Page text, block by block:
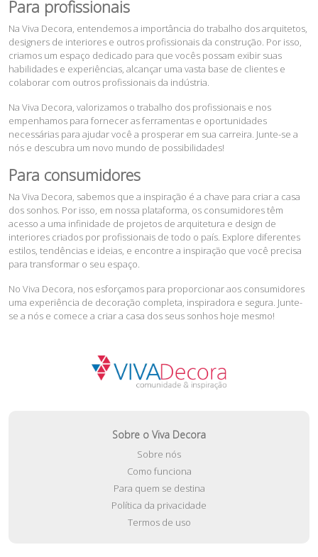
Para profissionais
Na Viva Decora, entendemos a importância do trabalho dos arquitetos,
designers de interiores e outros profissionais da construção. Por isso,
criamos um espaço dedicado para que vocês possam exibir suas
habilidades e experiências, alcançar uma vasta base de clientes e
colaborar com outros profissionais da indústria.
Na Viva Decora, valorizamos o trabalho dos profissionais e nos
empenhamos para fornecer as ferramentas e oportunidades
necessárias para ajudar você a prosperar em sua carreira. Junte-se a
nós e descubra um novo mundo de possibilidades!
Para consumidores
Na Viva Decora, sabemos que a inspiração é a chave para criar a casa
dos sonhos. Por isso, em nossa plataforma, os consumidores têm
acesso a uma infinidade de projetos de arquitetura e design de
interiores criados por profissionais de todo o país. Explore diferentes
estilos, tendências e ideias, e encontre a inspiração que você precisa
para transformar o seu espaço.
No Viva Decora, nos esforçamos para proporcionar aos consumidores
uma experiência de decoração completa, inspiradora e segura. Junte-
se a nós e comece a criar a casa dos seus sonhos hoje mesmo!
Sobre o Viva Decora
Sobre nós
Como funciona
Para quem se destina
Política da privacidade
Termos de uso